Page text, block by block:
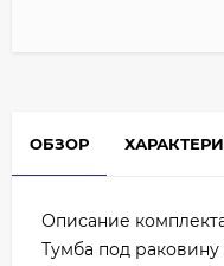
ОБЗОР
Описание
Тумба под раковину